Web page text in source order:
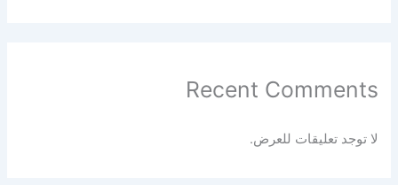
Recent Comments
لا توجد تعليقات للعرض.